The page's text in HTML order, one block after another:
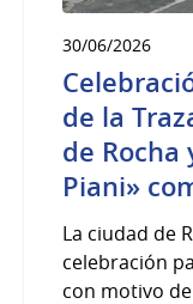
30/06/2026
de la
de Rocha
Piani»
La ciudad de
celebración
con motivo